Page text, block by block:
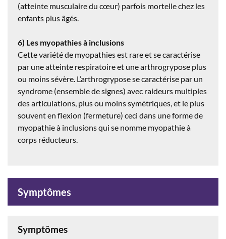
(atteinte musculaire du cœur) parfois mortelle chez les
enfants plus âgés.
6) Les myopathies à inclusions
Cette variété de myopathies est rare et se caractérise
par une atteinte respiratoire et une arthrogrypose plus
ou moins sévère. L’arthrogrypose se caractérise par un
syndrome (ensemble de signes) avec raideurs multiples
des articulations, plus ou moins symétriques, et le plus
souvent en flexion (fermeture) ceci dans une forme de
myopathie à inclusions qui se nomme myopathie à
corps réducteurs.
Symptômes
Symptômes